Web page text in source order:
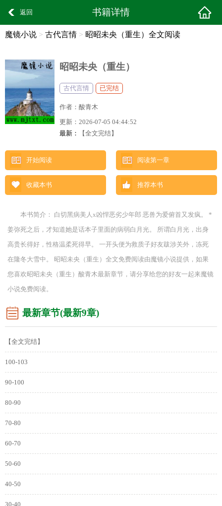
返回 书籍详情
魔镜小说 > 古代言情 > 昭昭未央（重生）全文阅读
昭昭未央（重生）
古代言情 已完结
作者： 酸青木
更新： 2026-07-05 04:44:52
最新：
【全文完结】
开始阅读 阅读第一章
收藏本书 推荐本书
本书简介： 白切黑病美人x凶悍恶劣少年郎 恶兽为爱俯首又发疯。 *
姜弥死之后，才知道她是话本子里面的病弱白月光。 所谓白月光，出身
高贵长得好，性格温柔死得早。 一开头便为救质子好友跋涉关外，冻死
在隆冬大雪中。 昭昭未央（重生）全文免费阅读由魔镜小说提供，如果
您喜欢昭昭未央（重生）酸青木最新章节，请分享给您的好友一起来魔镜
小说免费阅读。
最新章节(最新9章)
【全文完结】
100-103
90-100
80-90
70-80
60-70
50-60
40-50
30-40